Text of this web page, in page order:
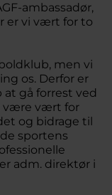
ambassadør,
er vi vært for to
men vi
os. Derfor er
gå forrest ved
være vært for
og bidrage til
sportens
adm. direktør i